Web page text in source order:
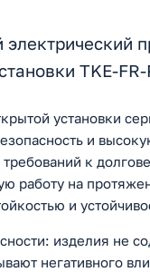
TKE-FR-
установки
и
требований к
работу на
и
изделия не
негативного